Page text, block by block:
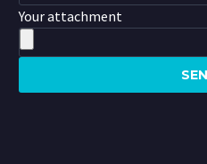
Your attachment